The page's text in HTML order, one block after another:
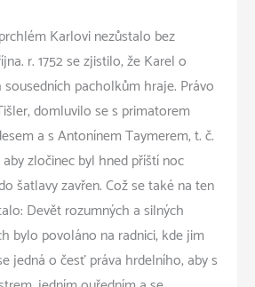
Karlovi nezůstalo bez
r. 1752 se zjistilo, že Karel o
pacholkům hraje. Právo
domluvilo se s primatorem
a s Antonínem Taymerem, t. č.
zločinec byl hned příští noc
šatlavy zavřen. Což se také na ten
Devět rozumných a silných
bylo povoláno na radnici, kde jim
jedná o česť práva hrdelního, aby s